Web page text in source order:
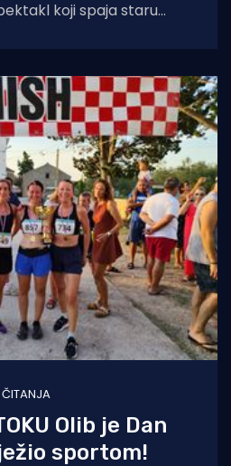
koji spaja staru
Olib je Dan
sportom!